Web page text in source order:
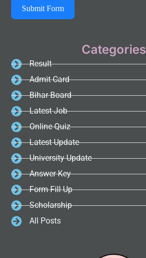
Submit Form
Categories
Result
Admit Card
Bihar Board
Latest Job
Online Quiz
Latest Update
University Update
Answer Key
Form Fill Up
Scholarship
All Posts